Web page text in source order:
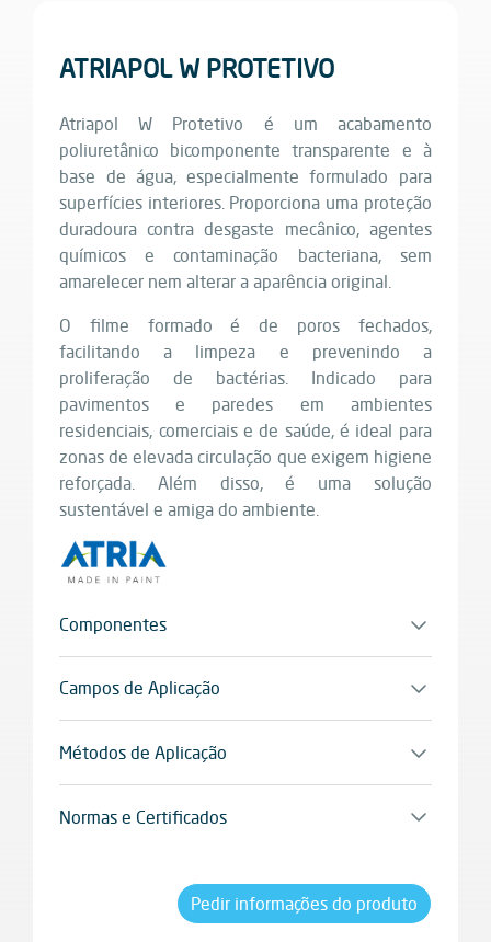
ATRIAPOL W PROTETIVO
Atriapol W Protetivo é um acabamento
poliuretânico bicomponente transparente e à
base de água, especialmente formulado para
superfícies interiores. Proporciona uma proteção
duradoura contra desgaste mecânico, agentes
químicos e contaminação bacteriana, sem
amarelecer nem alterar a aparência original.
O filme formado é de poros fechados,
facilitando a limpeza e prevenindo a
proliferação de bactérias. Indicado para
pavimentos e paredes em ambientes
residenciais, comerciais e de saúde, é ideal para
zonas de elevada circulação que exigem higiene
reforçada. Além disso, é uma solução
sustentável e amiga do ambiente.
Componentes
Bicomponente
Campos de Aplicação
Superfícies murais e pavimentos em cimento,
microcimento e betão, devidamente preparados
e acabados para garantir elevada adesão e
Métodos de Aplicação
Espátula de aço inox, rolo, pulverização
Normas e Certificados
microrganismos nocivos, confirmada pela
certificação ISO 22196:2011, que atesta a
Pedir informações do produto